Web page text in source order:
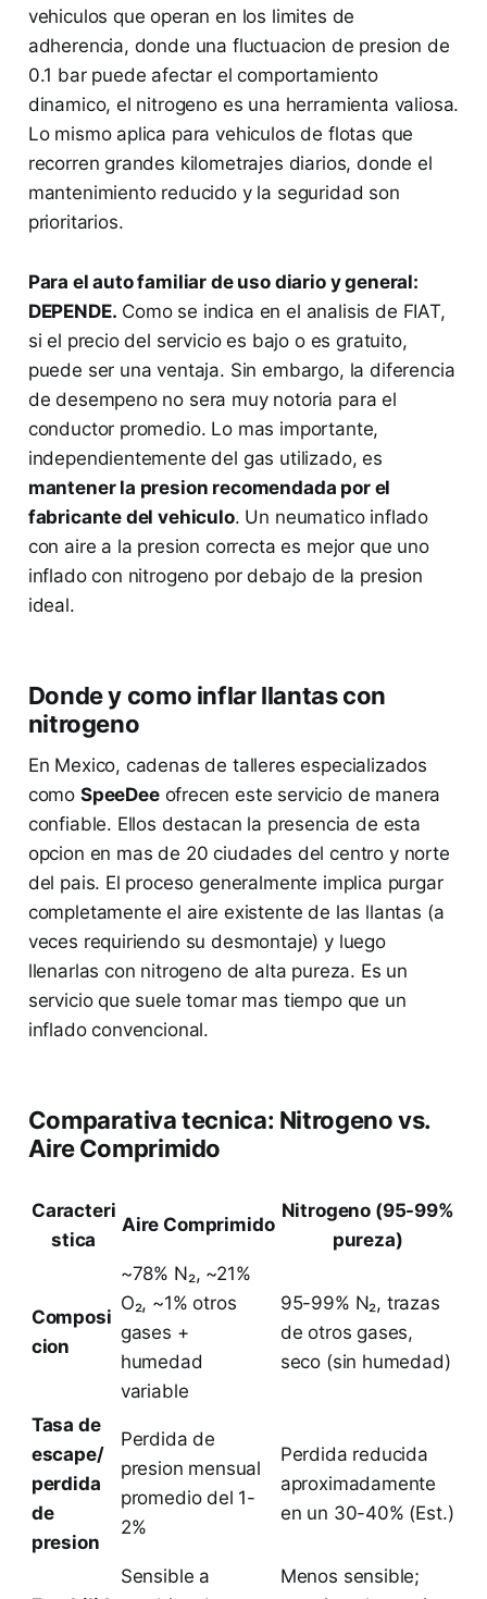
vehiculos que operan en los limites de
adherencia, donde una fluctuacion de presion de
0.1 bar puede afectar el comportamiento
dinamico, el nitrogeno es una herramienta valiosa.
Lo mismo aplica para vehiculos de flotas que
recorren grandes kilometrajes diarios, donde el
mantenimiento reducido y la seguridad son
prioritarios.
Para el auto familiar de uso diario y general:
DEPENDE. Como se indica en el analisis de FIAT,
si el precio del servicio es bajo o es gratuito,
puede ser una ventaja. Sin embargo, la diferencia
de desempeno no sera muy notoria para el
conductor promedio. Lo mas importante,
independientemente del gas utilizado, es
mantener la presion recomendada por el
fabricante del vehiculo. Un neumatico inflado
con aire a la presion correcta es mejor que uno
inflado con nitrogeno por debajo de la presion
ideal.
Donde y como inflar llantas con
nitrogeno
En Mexico, cadenas de talleres especializados
como SpeeDeeofrecen este servicio de manera
confiable. Ellos destacan la presencia de esta
opcion en mas de 20 ciudades del centro y norte
del pais. El proceso generalmente implica purgar
completamente el aire existente de las llantas (a
veces requiriendo su desmontaje) y luego
llenarlas con nitrogeno de alta pureza. Es un
servicio que suele tomar mas tiempo que un
inflado convencional.
Comparativa tecnica: Nitrogeno vs.
Aire Comprimido
Caracteri
stica
Aire Comprimido
Nitrogeno (95-99%
pureza)
Composi
cion
~78% N₂, ~21%
O₂, ~1% otros
gases +
humedad
variable
95-99% N₂, trazas
de otros gases,
seco (sin humedad)
Tasa de
escape/
perdida
de
presion
Perdida de
presion mensual
promedio del 1-
2%
Perdida reducida
aproximadamente
en un 30-40% (Est.)
Sensible a
Menos sensible;